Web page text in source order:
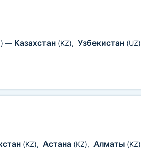
— Казахстан (KZ), Узбекистан (UZ)
(KZ), Астана (KZ), Алматы (KZ)